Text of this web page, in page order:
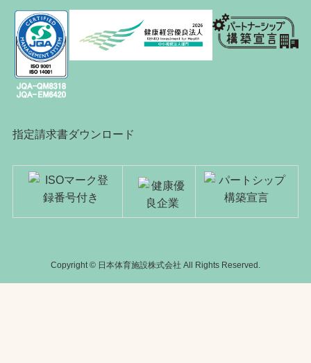
指定請求書ダウンロード
Copyright © 日本体育施設株式会社 All Rights Reserved.